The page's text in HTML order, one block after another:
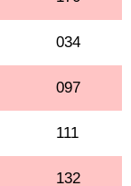
034
097
111
132